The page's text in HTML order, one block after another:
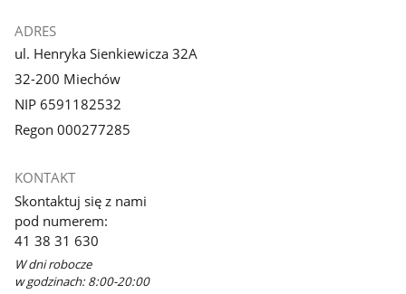
ADRES
ul. Henryka Sienkiewicza 32A
32-200 Miechów
NIP 6591182532
Regon 000277285
KONTAKT
Skontaktuj się z nami
pod numerem:
41 38 31 630
W dni robocze
w godzinach: 8:00-20:00